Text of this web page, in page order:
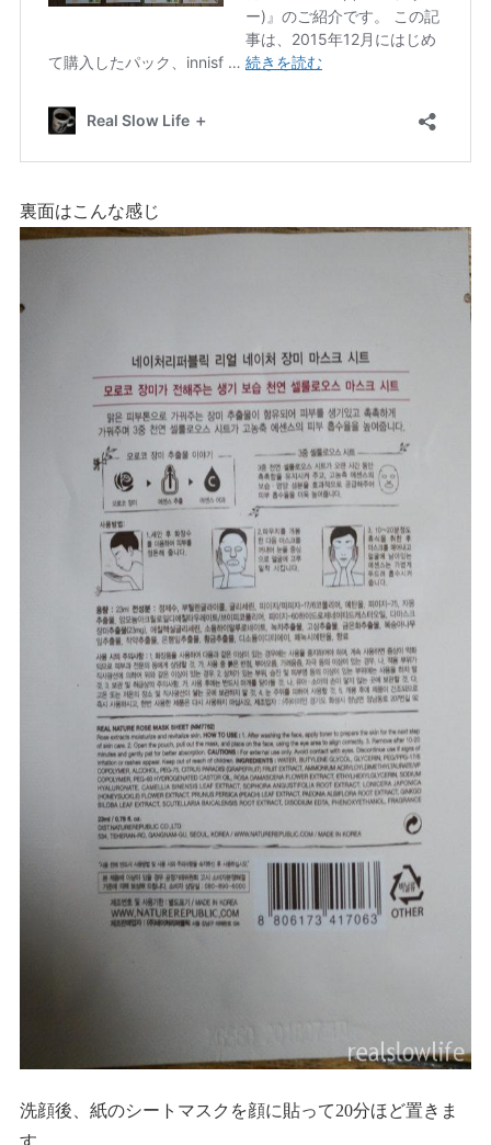
裏面はこんな感じ
洗顔後、紙のシートマスクを顔に貼って20分ほど置きま
す。